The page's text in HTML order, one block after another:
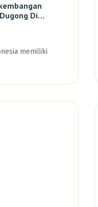
Di
memiliki